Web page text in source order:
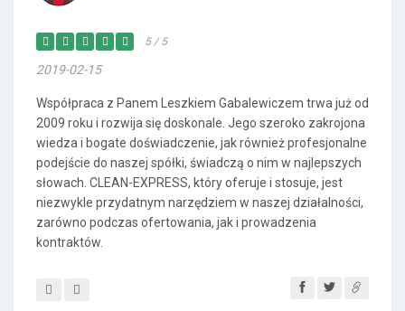
5 / 5
2019-02-15
Współpraca z Panem Leszkiem Gabalewiczem trwa już od
2009 roku i rozwija się doskonale. Jego szeroko zakrojona
wiedza i bogate doświadczenie, jak również profesjonalne
podejście do naszej spółki, świadczą o nim w najlepszych
słowach. CLEAN-EXPRESS, który oferuje i stosuje, jest
niezwykle przydatnym narzędziem w naszej działalności,
zarówno podczas ofertowania, jak i prowadzenia
kontraktów.